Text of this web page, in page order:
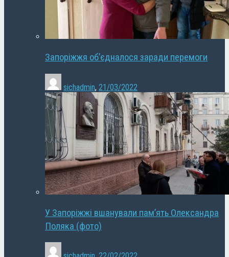
Запоріжжя об’єдналося заради перемоги
sichadmin, 21/03/2022
У Запоріжжі вшанували пам’ять Олександра
Поляка (фото)